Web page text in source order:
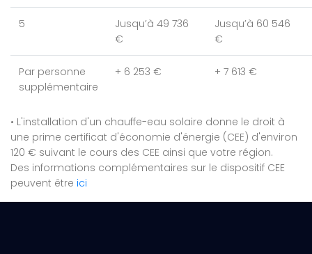
5
Jusqu’à 49 736
€
Jusqu’à 60 546
€
Par personne
supplémentaire
+ 6 253 € + 7 613 €
• L'installation d'un chauffe-eau solaire donne le droit à
une prime certificat d'économie d'énergie (CEE) d'environ
120 € suivant le cours des CEE ainsi que votre région.
Des informations complémentaires sur le dispositif CEE
peuvent être ici